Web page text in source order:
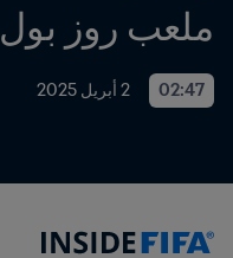
ملعب روز بول
02:47 2 أبريل 2025